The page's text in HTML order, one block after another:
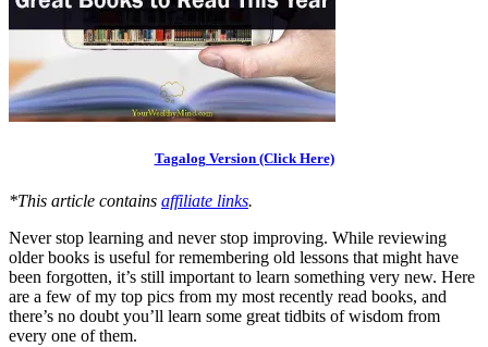
Tagalog Version (Click Here)
*This article contains affiliate links.
Never stop learning and never stop improving. While reviewing
older books is useful for remembering old lessons that might have
been forgotten, it’s still important to learn something very new. Here
are a few of my top pics from my most recently read books, and
there’s no doubt you’ll learn some great tidbits of wisdom from
every one of them.